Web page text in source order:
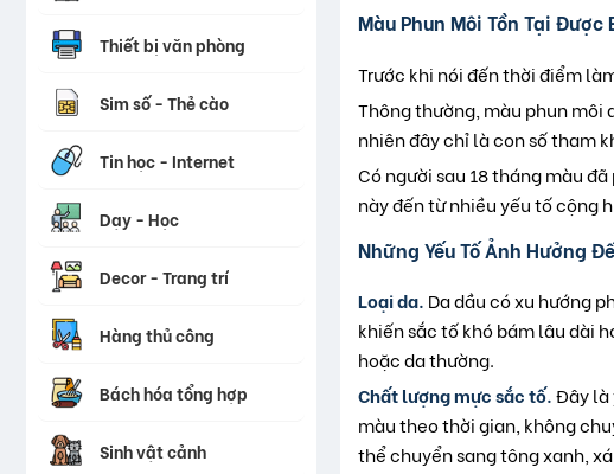
Thiết bị văn phòng
Sim số - Thẻ cào
Tin học - Internet
Dạy - Học
Decor - Trang trí
Hàng thủ công
Bách hóa tổng hợp
Sinh vật cảnh
Màu Phun Môi Tồn Tại Được
Trước khi nói đến thời điểm
Thông thường, màu phun môi
nhiên đây chỉ là con số tham
Có người sau 18 tháng màu
này đến từ nhiều yếu tố cộng
Những Yếu Tố Ảnh Hưởng
Loại da. Da dầu có xu hướng
khiến sắc tố khó bám lâu dài
hoặc da thường.
Chất lượng mực sắc tố.Đây là
màu theo thời gian, không
thể chuyển sang tông xanh,